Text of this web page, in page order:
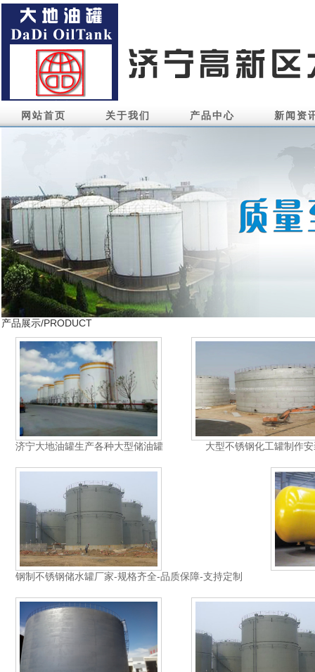
网站首页 关于我们 产品中心 新闻资
产品展示/PRODUCT
济宁大地油罐生产各种大型储油罐 大型不锈钢化工罐制作
钢制不锈钢储水罐厂家-规格齐全-品质保障-支持定制